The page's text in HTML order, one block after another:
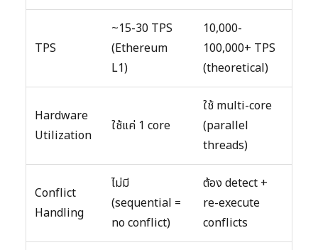
TPS
~15-30 TPS
(Ethereum
L1)
10,000-
100,000+ TPS
(theoretical)
Hardware
Utilization
ใช้แค่ 1 core
ใช้ multi-core
(parallel
threads)
Conflict
Handling
ไม่มี
(sequential =
no conflict)
ต้อง detect +
re-execute
conflicts